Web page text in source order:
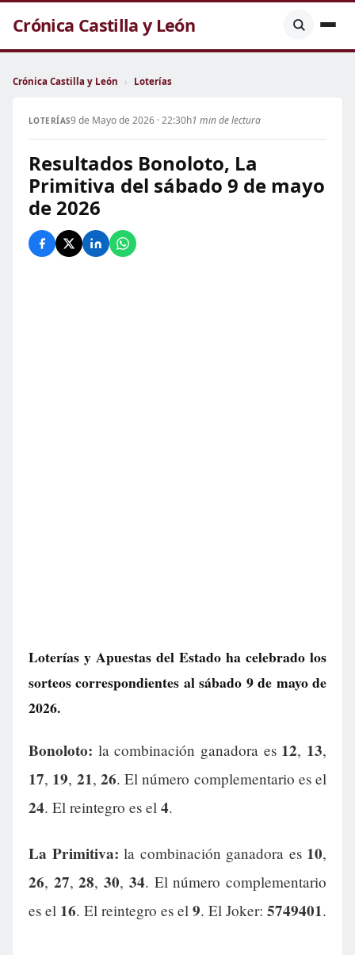
Crónica Castilla y León
Crónica Castilla y León › Loterías
LOTERÍAS9 de Mayo de 2026 · 22:30h1 min de lectura
Resultados Bonoloto, La
Primitiva del sábado 9 de mayo
de 2026
Loterías y Apuestas del Estado ha celebrado los
sorteos correspondientes al sábado 9 de mayo de
2026.
Bonoloto: la combinación ganadora es 12, 13,
17, 19, 21, 26. El número complementario es el
24. El reintegro es el 4.
La Primitiva: la combinación ganadora es 10,
26, 27,28,30, 34. El número complementario
es el 16. El reintegro es el 9. El Joker: 5749401.